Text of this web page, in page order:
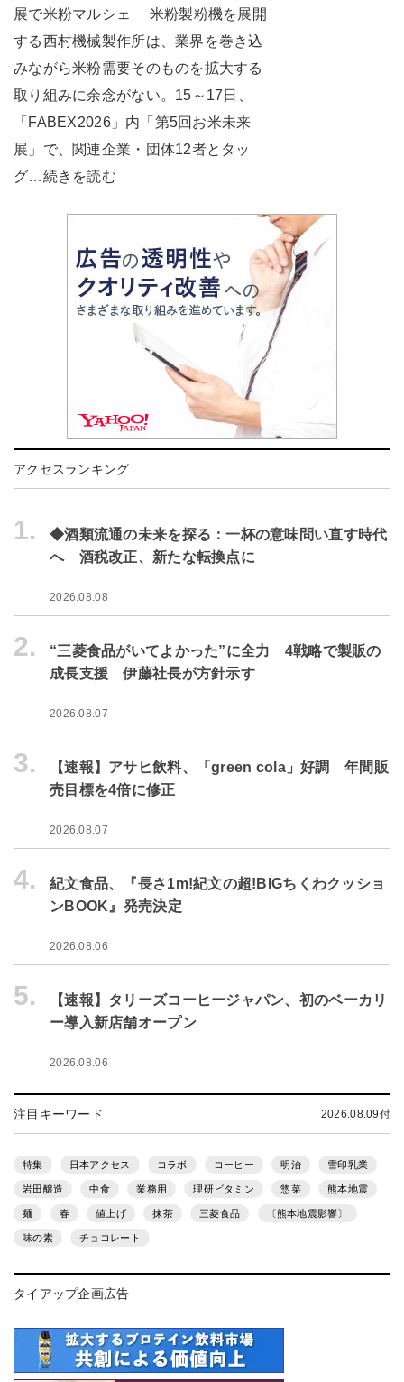
展で米粉マルシェ 米粉製粉機を展開
する西村機械製作所は、業界を巻き込
みながら米粉需要そのものを拡大する
取り組みに余念がない。15～17日、
「FABEX2026」内「第5回お米未来
展」で、関連企業・団体12者とタッ
グ…続きを読む
アクセスランキング
1.
◆酒類流通の未来を探る：一杯の意味問い直す時代
へ 酒税改正、新たな転換点に
2026.08.08
2.
“三菱食品がいてよかった”に全力 4戦略で製販の
成長支援 伊藤社長が方針示す
2026.08.07
3.
【速報】アサヒ飲料、「green cola」好調 年間販
売目標を4倍に修正
2026.08.07
4.
紀文食品、『長さ1m!紀文の超!BIGちくわクッショ
ンBOOK』発売決定
2026.08.06
5.
【速報】タリーズコーヒージャパン、初のベーカリ
ー導入新店舗オープン
2026.08.06
注目キーワード 2026.08.09付
特集 日本アクセス コラボ コーヒー 明治 雪印乳業
岩田醸造 中食 業務用 理研ビタミン 惣菜 熊本地震
麺 春 値上げ 抹茶 三菱食品 〔熊本地震影響〕
味の素 チョコレート
タイアップ企画広告